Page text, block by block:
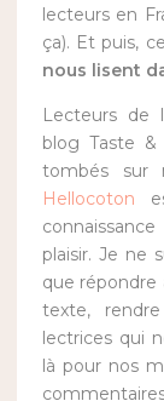
lecteurs en
ça). Et puis,
nous lisent
Lecteurs de
blog Taste &
tombés sur
Hellocoton
plaisir. Je ne
que répondre
texte,
lectrices qui
là pour nos